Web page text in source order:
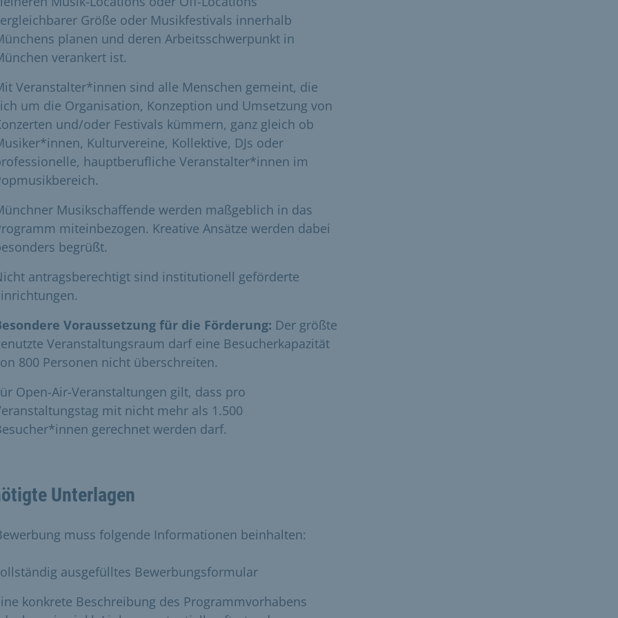
Größe oder Musikfestivals innerhalb
planen und deren Arbeitsschwerpunkt in
verankert ist.
Veranstalter*innen sind alle Menschen gemeint, die
um die Organisation, Konzeption und Umsetzung von
und/oder Festivals kümmern, ganz gleich ob
Kulturvereine, Kollektive, DJs oder
hauptberufliche Veranstalter*innen im
Musikschaffende werden maßgeblich in das
miteinbezogen. Kreative Ansätze werden dabei
begrüßt.
antragsberechtigt sind institutionell geförderte
Voraussetzung für die Förderung: Der größte
Veranstaltungsraum darf eine Besucherkapazität
800 Personen nicht überschreiten.
Open-Air-Veranstaltungen gilt, dass pro
mit nicht mehr als 1.500
gerechnet werden darf.
Unterlagen
muss folgende Informationen beinhalten:
ausgefülltes Bewerbungsformular
konkrete Beschreibung des Programmvorhabens